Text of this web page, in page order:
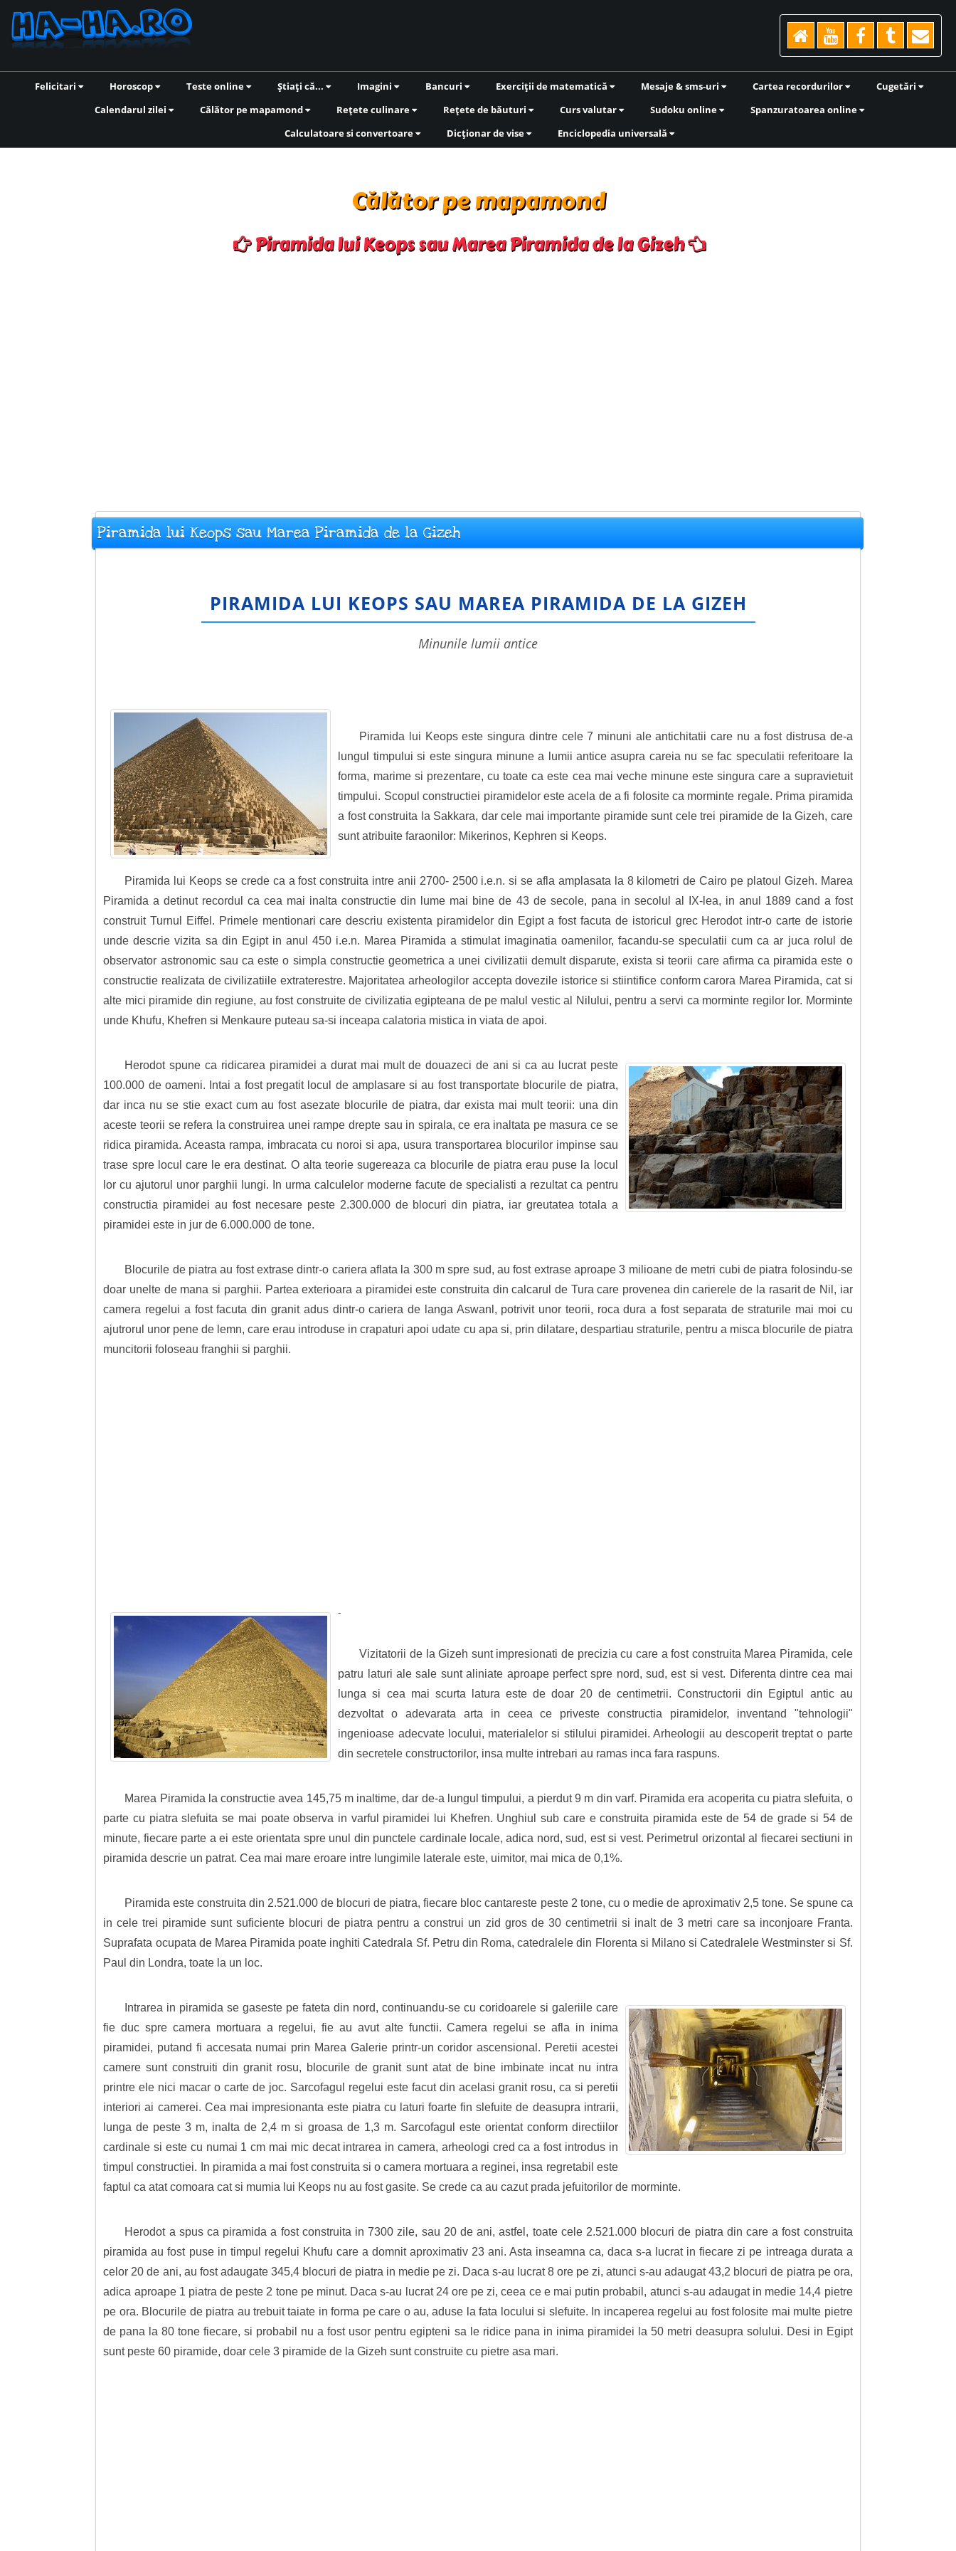
Felicitari Horoscop Teste online Știați că... Imagini Bancuri Exerciții de matematică Mesaje & sms-uri Cartea recordurilor
Cugetări
Calendarul zilei
Călător pe mapamond Rețete culinare Rețete de băuturi Curs valutar Sudoku online
Spanzuratoarea online
Calculatoare si convertoare
Dicționar de vise Enciclopedia universală
Călător pe mapamond
Piramida lui Keops sau Marea Piramida de la Gizeh
Piramida lui Keops sau Marea Piramida de la Gizeh
PIRAMIDA LUI KEOPS SAU MAREA PIRAMIDA DE LA GIZEH
minunile lumii antice
Piramida lui Keops este singura dintre cele 7 minuni ale antichitatii care nu a fost distrusa de-a
lungul timpului si este singura minune a lumii antice asupra careia nu se fac speculatii referitoare la
forma, marime si prezentare, cu toate ca este cea mai veche minune este singura care a supravietuit
timpului. Scopul constructiei piramidelor este acela de a fi folosite ca morminte regale. Prima piramida
a fost construita la Sakkara, dar cele mai importante piramide sunt cele trei piramide de la Gizeh, care
sunt atribuite faraonilor: Mikerinos, Kephren si Keops.
Piramida lui Keops se crede ca a fost construita intre anii 2700- 2500 i.e.n. si se afla amplasata la 8 kilometri de Cairo pe platoul Gizeh. Marea
Piramida a detinut recordul ca cea mai inalta constructie din lume mai bine de 43 de secole, pana in secolul al IX-lea, in anul 1889 cand a fost
construit Turnul Eiffel. Primele mentionari care descriu existenta piramidelor din Egipt a fost facuta de istoricul grec Herodot intr-o carte de istorie
unde descrie vizita sa din Egipt in anul 450 i.e.n. Marea Piramida a stimulat imaginatia oamenilor, facandu-se speculatii cum ca ar juca rolul de
observator astronomic sau ca este o simpla constructie geometrica a unei civilizatii demult disparute, exista si teorii care afirma ca piramida este o
constructie realizata de civilizatiile extraterestre. Majoritatea arheologilor accepta dovezile istorice si stiintifice conform carora Marea Piramida, cat si
alte mici piramide din regiune, au fost construite de civilizatia egipteana de pe malul vestic al Nilului, pentru a servi ca morminte regilor lor. Morminte
unde Khufu, Khefren si Menkaure puteau sa-si inceapa calatoria mistica in viata de apoi.
Herodot spune ca ridicarea piramidei a durat mai mult de douazeci de ani si ca au lucrat peste
100.000 de oameni. Intai a fost pregatit locul de amplasare si au fost transportate blocurile de piatra,
dar inca nu se stie exact cum au fost asezate blocurile de piatra, dar exista mai mult teorii: una din
aceste teorii se refera la construirea unei rampe drepte sau in spirala, ce era inaltata pe masura ce se
ridica piramida. Aceasta rampa, imbracata cu noroi si apa, usura transportarea blocurilor impinse sau
trase spre locul care le era destinat. O alta teorie sugereaza ca blocurile de piatra erau puse la locul
lor cu ajutorul unor parghii lungi. In urma calculelor moderne facute de specialisti a rezultat ca pentru
constructia piramidei au fost necesare peste 2.300.000 de blocuri din piatra, iar greutatea totala a
piramidei este in jur de 6.000.000 de tone.
Blocurile de piatra au fost extrase dintr-o cariera aflata la 300 m spre sud, au fost extrase aproape 3 milioane de metri cubi de piatra folosindu-se
doar unelte de mana si parghii. Partea exterioara a piramidei este construita din calcarul de Tura care provenea din carierele de la rasarit de Nil, iar
camera regelui a fost facuta din granit adus dintr-o cariera de langa Aswanl, potrivit unor teorii, roca dura a fost separata de straturile mai moi cu
ajutrorul unor pene de lemn, care erau introduse in crapaturi apoi udate cu apa si, prin dilatare, despartiau straturile, pentru a misca blocurile de piatra
muncitorii foloseau franghii si parghii.
-
Vizitatorii de la Gizeh sunt impresionati de precizia cu care a fost construita Marea Piramida, cele
patru laturi ale sale sunt aliniate aproape perfect spre nord, sud, est si vest. Diferenta dintre cea mai
lunga si cea mai scurta latura este de doar 20 de centimetrii. Constructorii din Egiptul antic au
dezvoltat o adevarata arta in ceea ce priveste constructia piramidelor, inventand "tehnologii"
ingenioase adecvate locului, materialelor si stilului piramidei. Arheologii au descoperit treptat o parte
din secretele constructorilor, insa multe intrebari au ramas inca fara raspuns.
Marea Piramida la constructie avea 145,75 m inaltime, dar de-a lungul timpului, a pierdut 9 m din varf. Piramida era acoperita cu piatra slefuita, o
parte cu piatra slefuita se mai poate observa in varful piramidei lui Khefren. Unghiul sub care e construita piramida este de 54 de grade si 54 de
minute, fiecare parte a ei este orientata spre unul din punctele cardinale locale, adica nord, sud, est si vest. Perimetrul orizontal al fiecarei sectiuni in
piramida descrie un patrat. Cea mai mare eroare intre lungimile laterale este, uimitor, mai mica de 0,1%.
Piramida este construita din 2.521.000 de blocuri de piatra, fiecare bloc cantareste peste 2 tone, cu o medie de aproximativ 2,5 tone. Se spune ca
in cele trei piramide sunt suficiente blocuri de piatra pentru a construi un zid gros de 30 centimetrii si inalt de 3 metri care sa inconjoare Franta.
Suprafata ocupata de Marea Piramida poate inghiti Catedrala Sf. Petru din Roma, catedralele din Florenta si Milano si Catedralele Westminster si Sf.
Paul din Londra, toate la un loc.
Intrarea in piramida se gaseste pe fateta din nord, continuandu-se cu coridoarele si galeriile care
fie duc spre camera mortuara a regelui, fie au avut alte functii. Camera regelui se afla in inima
piramidei, putand fi accesata numai prin Marea Galerie printr-un coridor ascensional. Peretii acestei
camere sunt construiti din granit rosu, blocurile de granit sunt atat de bine imbinate incat nu intra
printre ele nici macar o carte de joc. Sarcofagul regelui este facut din acelasi granit rosu, ca si peretii
interiori ai camerei. Cea mai impresionanta este piatra cu laturi foarte fin slefuite de deasupra intrarii,
lunga de peste 3 m, inalta de 2,4 m si groasa de 1,3 m. Sarcofagul este orientat conform directiilor
cardinale si este cu numai 1 cm mai mic decat intrarea in camera, arheologi cred ca a fost introdus in
timpul constructiei. In piramida a mai fost construita si o camera mortuara a reginei, insa regretabil este
faptul ca atat comoara cat si mumia lui Keops nu au fost gasite. Se crede ca au cazut prada jefuitorilor de morminte.
Herodot a spus ca piramida a fost construita in 7300 zile, sau 20 de ani, astfel, toate cele 2.521.000 blocuri de piatra din care a fost construita
piramida au fost puse in timpul regelui Khufu care a domnit aproximativ 23 ani. Asta inseamna ca, daca s-a lucrat in fiecare zi pe intreaga durata a
celor 20 de ani, au fost adaugate 345,4 blocuri de piatra in medie pe zi. Daca s-au lucrat 8 ore pe zi, atunci s-au adaugat 43,2 blocuri de piatra pe ora,
adica aproape 1 piatra de peste 2 tone pe minut. Daca s-au lucrat 24 ore pe zi, ceea ce e mai putin probabil, atunci s-au adaugat in medie 14,4 pietre
pe ora. Blocurile de piatra au trebuit taiate in forma pe care o au, aduse la fata locului si slefuite. In incaperea regelui au fost folosite mai multe pietre
de pana la 80 tone fiecare, si probabil nu a fost usor pentru egipteni sa le ridice pana in inima piramidei la 50 metri deasupra solului. Desi in Egipt
sunt peste 60 piramide, doar cele 3 piramide de la Gizeh sunt construite cu pietre asa mari.